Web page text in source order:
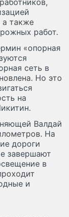
а также
работ.
«опорная
сеть в
Но это
на
Валдай
На
дороги
завершают
в
и